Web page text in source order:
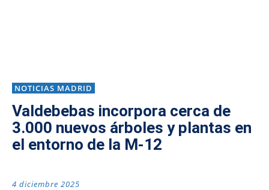
NOTICIAS MADRID
Valdebebas incorpora cerca de
3.000 nuevos árboles y plantas en
el entorno de la M-12
4 diciembre 2025